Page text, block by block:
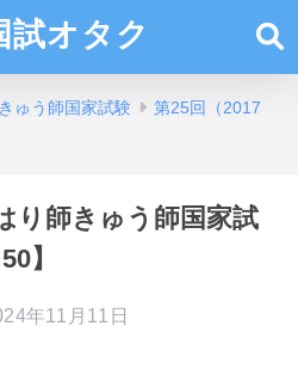
試オタク
ゅう師国家試験
第25回（2017
り師きゅう師国家試
】
年11月11日